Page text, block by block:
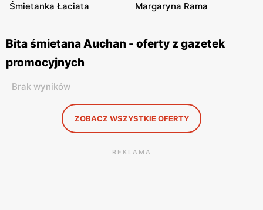
Śmietanka Łaciata
Margaryna Rama
Bita śmietana Auchan - oferty z gazetek
promocyjnych
Brak wyników
ZOBACZ WSZYSTKIE OFERTY
REKLAMA